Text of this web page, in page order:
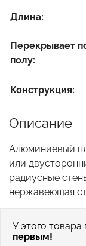
Длина:
Перекрывает
полу:
Конструкция:
Описание
Алюминиевый
или
радиусные
нержавеющая
У этого товара
первым!